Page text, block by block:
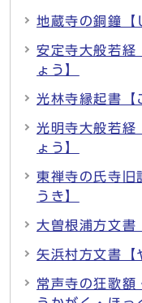
地蔵寺の銅鐘【
安定寺大般若経
ょう】
光林寺縁起書【
光明寺大般若経
ょう】
東禅寺の氏寺旧
うき】
大曽根浦方文書
矢浜村方文書【
常声寺の狂歌額